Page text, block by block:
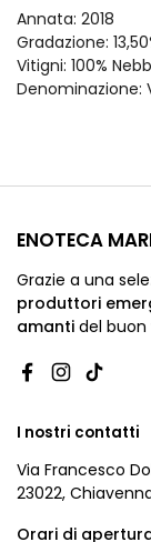
Annata: 2018
Gradazione:
Vitigni: 100%
Denominazione:
ENOTECA
Grazie a una
produttori
amanti del buon
Facebook
Instagram
TikTok
I nostri contatti
Via Francesco
23022,
Orari di